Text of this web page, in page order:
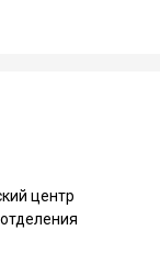
центр